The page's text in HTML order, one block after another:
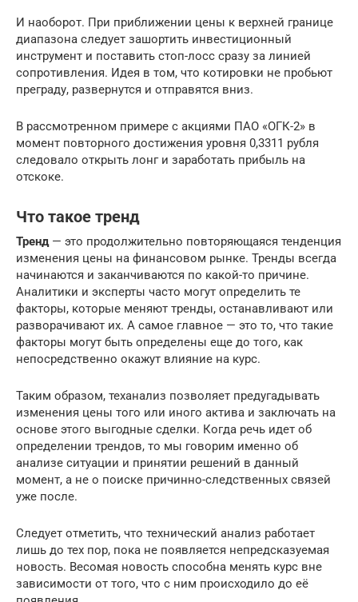
И наоборот. При приближении цены к верхней границе
диапазона следует зашортить инвестиционный
инструмент и поставить стоп-лосс сразу за линией
сопротивления. Идея в том, что котировки не пробьют
преграду, развернутся и отправятся вниз.
В рассмотренном примере с акциями ПАО «ОГК-2» в
момент повторного достижения уровня 0,3311 рубля
следовало открыть лонг и заработать прибыль на
отскоке.
Что такое тренд
Тренд— это продолжительно повторяющаяся тенденция
изменения цены на финансовом рынке. Тренды всегда
начинаются и заканчиваются по какой-то причине.
Аналитики и эксперты часто могут определить те
факторы, которые меняют тренды, останавливают или
разворачивают их. А самое главное — это то, что такие
факторы могут быть определены еще до того, как
непосредственно окажут влияние на курс.
Таким образом, теханализ позволяет предугадывать
изменения цены того или иного актива и заключать на
основе этого выгодные сделки. Когда речь идет об
определении трендов, то мы говорим именно об
анализе ситуации и принятии решений в данный
момент, а не о поиске причинно-следственных связей
уже после.
Следует отметить, что технический анализ работает
лишь до тех пор, пока не появляется непредсказуемая
новость. Весомая новость способна менять курс вне
зависимости от того, что с ним происходило до её